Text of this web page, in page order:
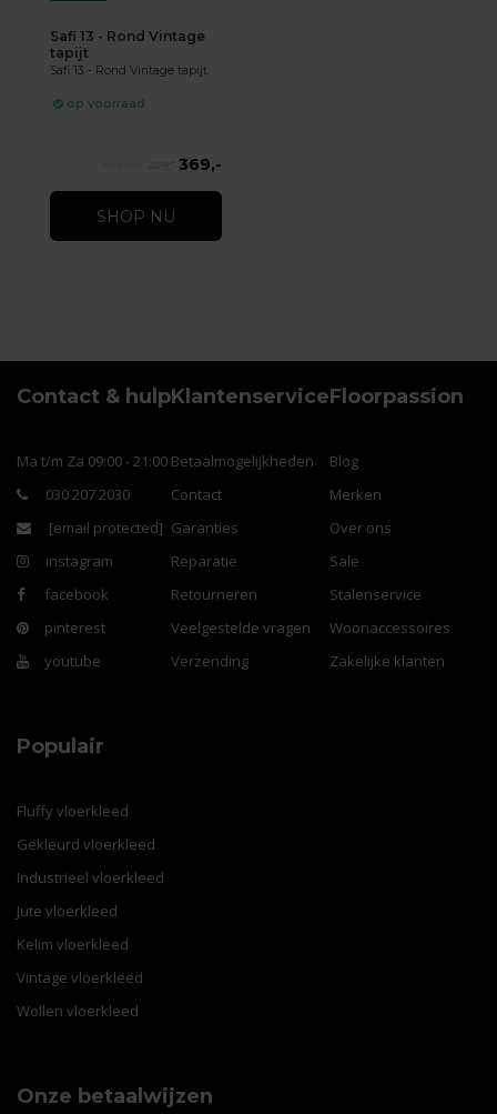
Safi 13 - Rond Vintage
tapijt
Safi 13 - Rond Vintage tapijt
op voorraad
369,-
SHOP NU
Contact & hulp
Ma t/m Za 09:00 - 21:00
030 207 2030
[email protected]
instagram
facebook
pinterest
youtube
Klantenservice
Betaalmogelijkheden
Contact
Garanties
Reparatie
Retourneren
Veelgestelde vragen
Verzending
Floorpassion
Blog
Merken
Over ons
Sale
Stalenservice
Woonaccessoires
Zakelijke klanten
Populair
Fluffy vloerkleed
Gekleurd vloerkleed
Industrieel vloerkleed
Jute vloerkleed
Kelim vloerkleed
Vintage vloerkleed
Wollen vloerkleed
Onze betaalwijzen